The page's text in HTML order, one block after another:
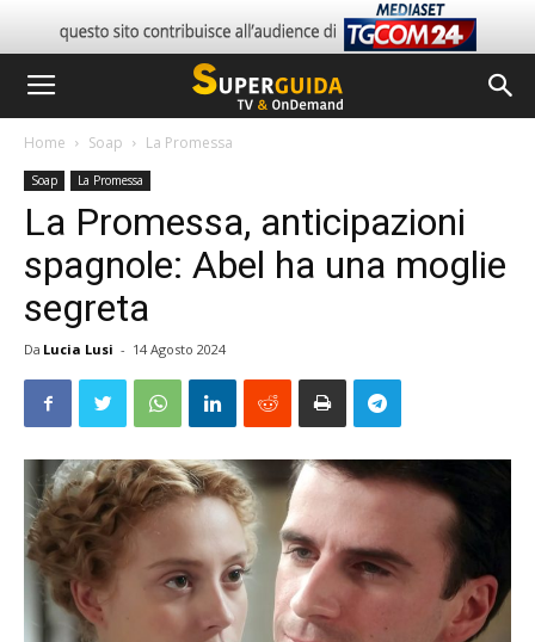
Home Soap La Promessa
Soap La Promessa
La Promessa, anticipazioni
spagnole: Abel ha una moglie
segreta
Da Lucia Lusi - 14 Agosto 2024